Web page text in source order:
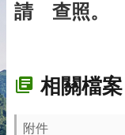
請 查照。
相關檔案
附件